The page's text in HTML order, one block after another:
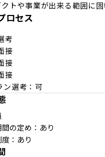
トや事業が出来る範囲に
ロセス
考
接
接
接
選考：可
間の定め：あり
度：あり